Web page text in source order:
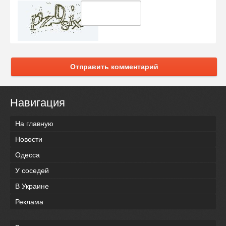
Отправить комментарий
Навигация
На главную
Новости
Одесса
У соседей
В Украине
Реклама